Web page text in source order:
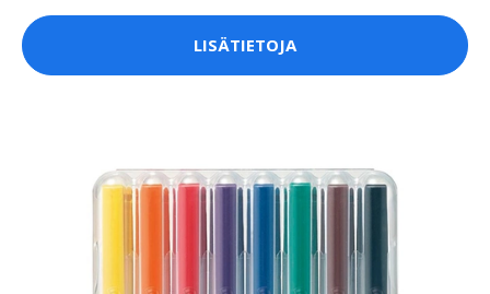
LISÄTIETOJA